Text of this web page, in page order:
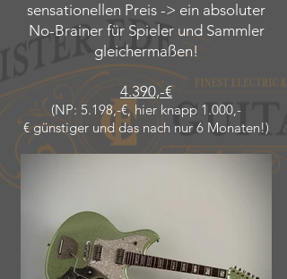
sensationellen Preis -> ein absoluter
No-Brainer für Spieler und Sammler
gleichermaßen!
4.390,-€
(NP: 5.198,-€, hier knapp 1.000,-
€ günstiger und das nach nur 6 Monaten!)